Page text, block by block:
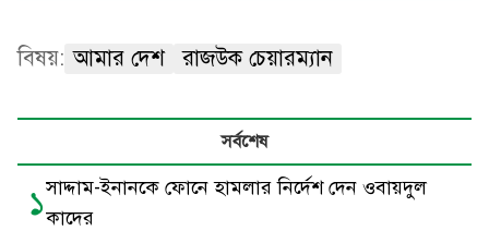
বিষয়: আমার দেশ রাজউক চেয়ারম্যান
সর্বশেষ
১সাদ্দাম-ইনানকে ফোনে হামলার নির্দেশ দেন ওবায়দুল
কাদের